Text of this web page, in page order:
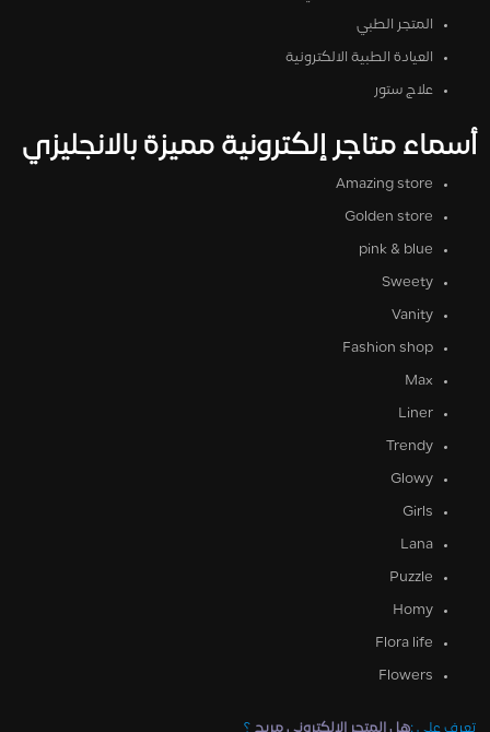
المتجر الطبي
العيادة الطبية الالكترونية
علاج ستور
أسماء متاجر إلكترونية مميزة بالانجليزي
Amazing store
Golden store
pink & blue
Sweety
Vanity
Fashion shop
Max
Liner
Trendy
Glowy
Girls
Lana
Puzzle
Homy
Flora life
Flowers
تعرف علي :هل المتجر الالكتروني مربح ؟